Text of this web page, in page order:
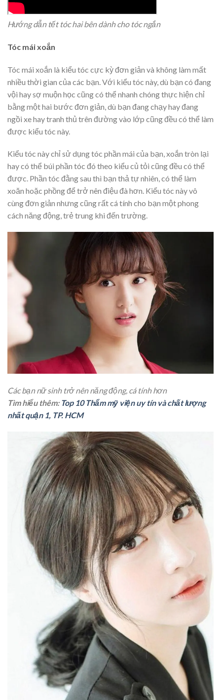
Hướng dẫn tết tóc hai bên dành cho tóc ngắn
Tóc mái xoắn
Tóc mái xoắn là kiểu tóc cực kỳ đơn giản và không làm mất
nhiều thời gian của các bạn. Với kiểu tóc này, dù bạn có đang
vội hay sợ muộn học cũng có thể nhanh chóng thực hiện chỉ
bằng một hai bước đơn giản, dù bạn đang chạy hay đang
ngồi xe hay tranh thủ trên đường vào lớp cũng đều có thể làm
được kiểu tóc này.
Kiểu tóc này chỉ sử dụng tóc phần mái của bạn, xoắn tròn lại
hay có thể búi phần tóc đó theo kiểu củ tỏi cũng đều có thể
được. Phần tóc đằng sau thì bạn thả tự nhiên, có thể làm
xoăn hoặc phồng để trở nên điệu đà hơn. Kiểu tóc này vô
cùng đơn giản nhưng cũng rất cá tính cho bạn một phong
cách năng động, trẻ trung khi đến trường.
Các bạn nữ sinh trở nên năng động, cá tính hơn
Tìm hiểu thêm: Top 10 Thẩm mỹ viện uy tín và chất lượng
nhất quận 1, TP. HCM